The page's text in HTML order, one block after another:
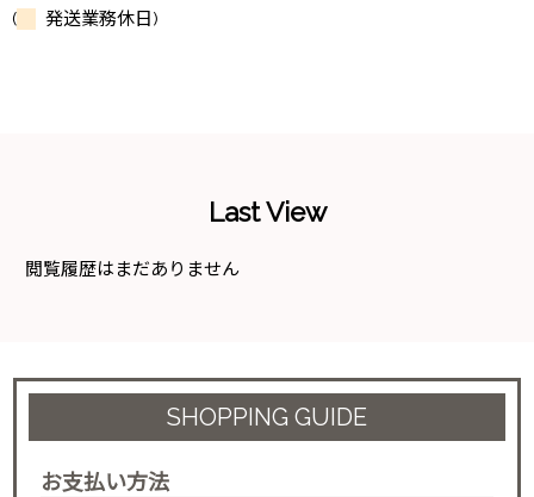
( 発送業務休日)
Last View
閲覧履歴はまだありません
SHOPPING GUIDE
お支払い方法